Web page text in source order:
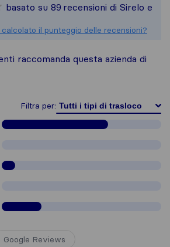
Tutte le recensioni
basato su 89 recensioni di Sirelo e
il punteggio delle recensioni?
raccomanda questa azienda di
Filtra per:
Google Reviews